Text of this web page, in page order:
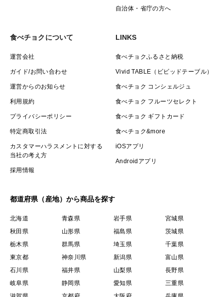
自治体・省庁の方へ
食べチョクについて
運営会社
ガイド/お問い合わせ
運営からのお知らせ
利用規約
プライバシーポリシー
特定商取引法
カスタマーハラスメントに対する
当社の考え方
採用情報
LINKS
食べチョクふるさと納税
Vivid TABLE（ビビッドテーブル）
食べチョク コンシェルジュ
食べチョク フルーツセレクト
食べチョク ギフトカード
食べチョク&more
iOSアプリ
Androidアプリ
都道府県（産地）から商品を探す
北海道 青森県 岩手県
宮城県
秋田県
山形県 福島県
茨城県
栃木県
群馬県 埼玉県
千葉県
東京都
神奈川県 新潟県
富山県
石川県
福井県 山梨県
長野県
岐阜県
静岡県 愛知県
三重県